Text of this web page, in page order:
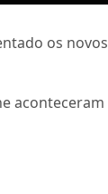
os novos
aconteceram